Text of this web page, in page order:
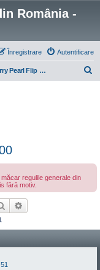
România -
Autentificare
Înregistrare
BlackBerry Pearl Flip - Seria 8200
regulile generale din
fără motiv.
Căutare